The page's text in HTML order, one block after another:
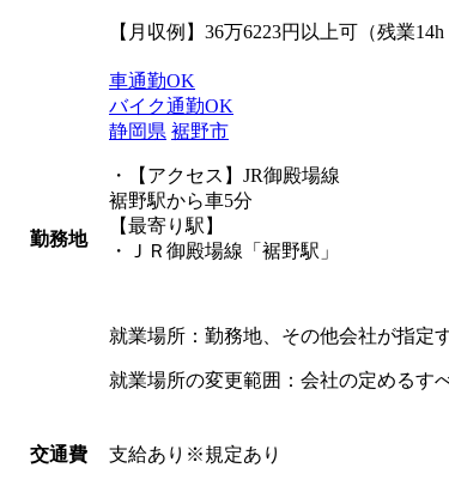
【月収例】36万6223円以上可（残業
勤務地
車通勤OK
バイク通勤OK
静岡県 裾野市
・【アクセス】JR御殿場線
裾野駅から車5分
【最寄り駅】
・ＪＲ御殿場線「裾野駅」
就業場所：勤務地、その他会社が指定
就業場所の変更範囲：会社の定めるす
交通費 支給あり※規定あり